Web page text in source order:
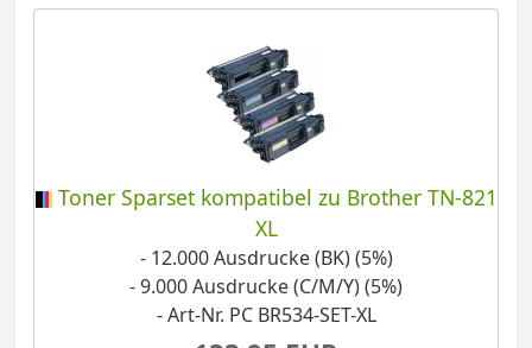
Toner Sparset kompatibel zu Brother TN-821
XL
- 12.000 Ausdrucke (BK) (5%)
- 9.000 Ausdrucke (C/M/Y) (5%)
- Art-Nr. PC BR534-SET-XL